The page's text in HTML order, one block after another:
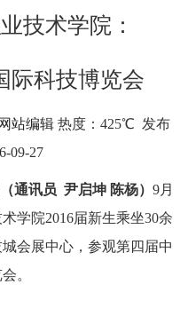
技术学院：
际科技博览会
网站编辑 热度： 425℃ 发布
09-27
通讯员 尹启坤 陈杨）9月
学院2016届新生乘坐30余
会展中心，参观第四届中
。